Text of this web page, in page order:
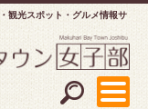
観光スポット・グルメ情報サ